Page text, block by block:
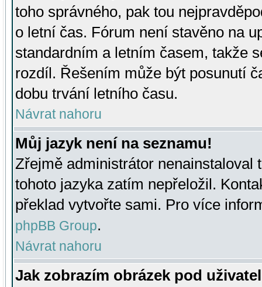
toho správného, pak tou
o letní čas. Fórum není stavěno na
standardním a letním časem, takže
rozdíl. Řešením může být posunutí
dobu trvání letního času.
Návrat nahoru
Můj jazyk není na seznamu!
Zřejmě administrátor nenainstaloval
tohoto jazyka zatím nepřeložil.
překlad vytvořte sami. Pro více
phpBB Group.
Návrat nahoru
Jak zobrazím obrázek pod